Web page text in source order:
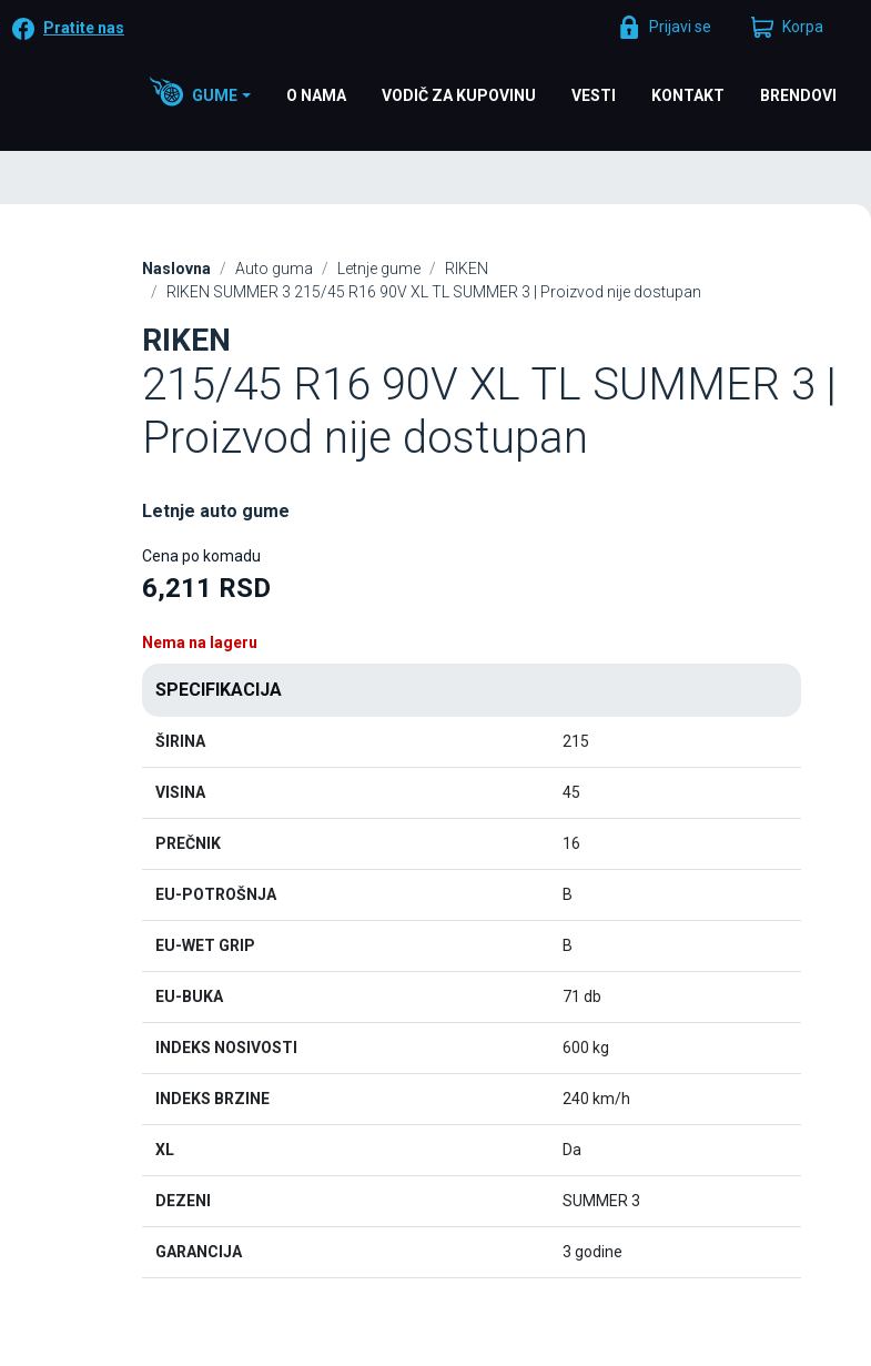
Pratite nas Prijavi se Korpa
GUME O NAMA VODIČ ZA KUPOVINU VESTI KONTAKT BRENDOVI
Naslovna Auto guma Letnje gume
RIKEN
RIKEN SUMMER 3 215/45 R16 90V XL TL SUMMER 3 | Proizvod nije dostupan
RIKEN
215/45 R16 90V XL TL SUMMER 3 |
Proizvod nije dostupan
Letnje auto gume
Cena po komadu
6,211 RSD
Nema na lageru
SPECIFIKACIJA
ŠIRINA 215
VISINA 45
PREČNIK 16
EU-POTROŠNJA B
EU-WET GRIP B
EU-BUKA 71 db
INDEKS NOSIVOSTI 600 kg
INDEKS BRZINE 240 km/h
XL Da
DEZENI SUMMER 3
GARANCIJA 3 godine